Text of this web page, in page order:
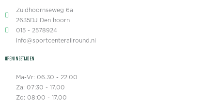
Zuidhoornseweg 6a
2635DJ Den hoorn
015 - 2578924
info@sportcenterallround.nl
OPENINGSTIJDEN
Ma-Vr: 06.30 - 22.00
Za: 07:30 - 17.00
Zo: 08:00 - 17.00